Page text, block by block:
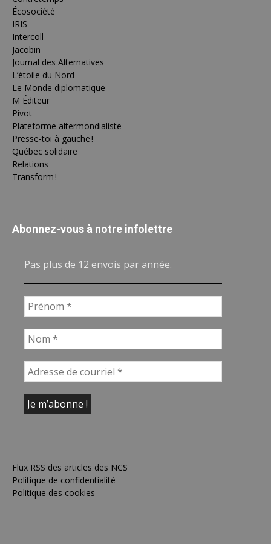
Écosociété
IRIS
Intercoll
Jacobin
Journal des Alternatives
L’étoile du Nord
Le Monde diplomatique
M Éditeur
Pivot
Plateforme altermondialiste
Presse-toi à gauche !
Québec solidaire
Relations
Transform !
Abonnez-vous à notre infolettre
Pas plus de 12 envois par année.
Flux RSS des articles des NCS
Politique de confidentialité
Politique des cookies